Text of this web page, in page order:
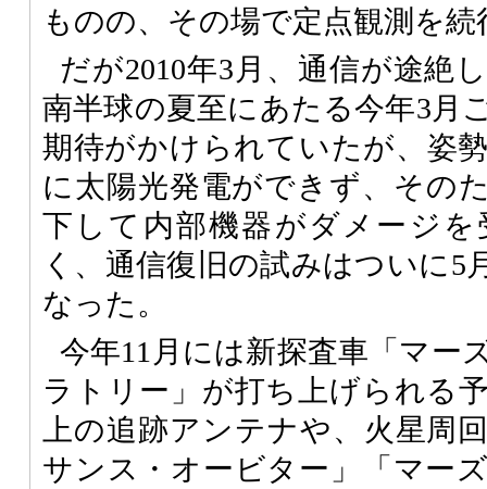
ものの、その場で定点観測を続
だが2010年3月、通信が途絶
南半球の夏至にあたる今年3月
期待がかけられていたが、姿
に太陽光発電ができず、その
下して内部機器がダメージ
く、通信復旧の試みはついに5
なった。
今年11月には新探査車「マー
ラトリー」が打ち上げられる
上の追跡アンテナや、火星周
サンス・オービター」「マー